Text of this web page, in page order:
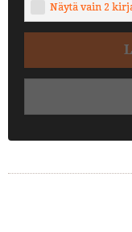
Näytä vain 2